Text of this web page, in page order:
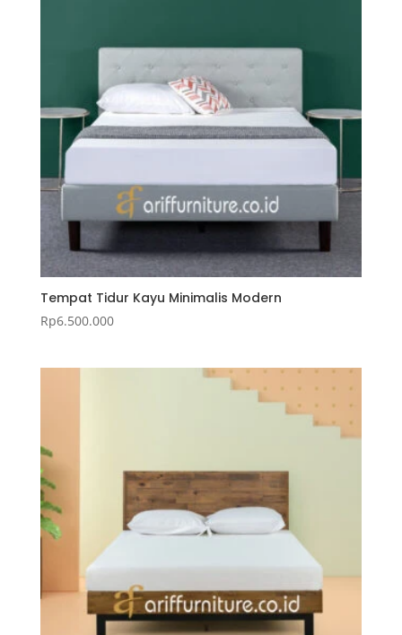
Tempat Tidur Kayu Minimalis Modern
Rp6.500.000